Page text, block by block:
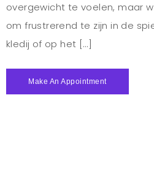
overgewicht te voelen, maar
om frustrerend te zijn in de
kledij of op het […]
Make An Appointment